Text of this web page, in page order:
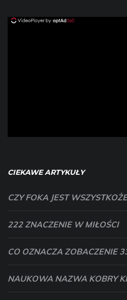
CIEKAWE ARTYKUŁY
CZY FOKA JEST
222 ZNACZENIE W MIŁOŚCI
CO OZNACZA ZOBACZENIE
NAUKOWA NAZWA KOBRY